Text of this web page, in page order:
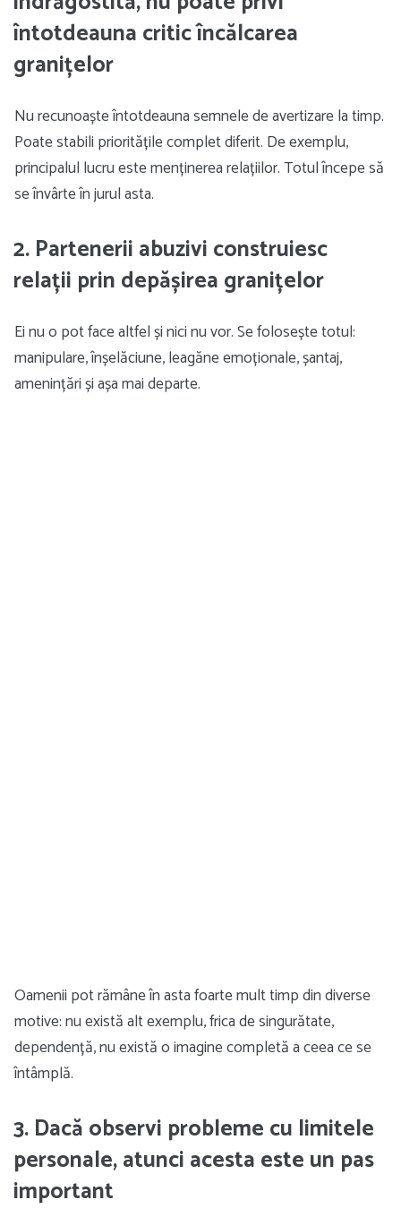
întotdeauna critic încălcarea
granițelor
Nu recunoaște întotdeauna semnele de avertizare la timp.
Poate stabili prioritățile complet diferit. De exemplu,
principalul lucru este menținerea relațiilor. Totul începe să
se învârte în jurul asta.
2. Partenerii abuzivi construiesc
relații prin depășirea granițelor
Ei nu o pot face altfel și nici nu vor. Se folosește totul:
manipulare, înșelăciune, leagăne emoționale, șantaj,
amenințări și așa mai departe.
Oamenii pot rămâne în asta foarte mult timp din diverse
motive: nu există alt exemplu, frica de singurătate,
dependență, nu există o imagine completă a ceea ce se
întâmplă.
3. Dacă observi probleme cu limitele
personale, atunci acesta este un pas
important